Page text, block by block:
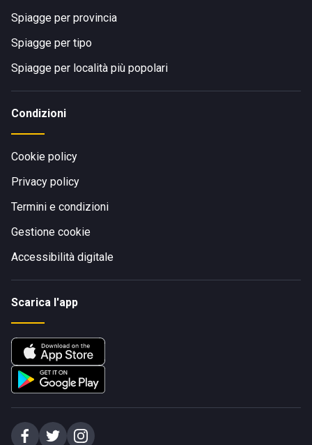
Spiagge per provincia
Spiagge per tipo
Spiagge per località più popolari
Condizioni
Cookie policy
Privacy policy
Termini e condizioni
Gestione cookie
Accessibilità digitale
Scarica l'app